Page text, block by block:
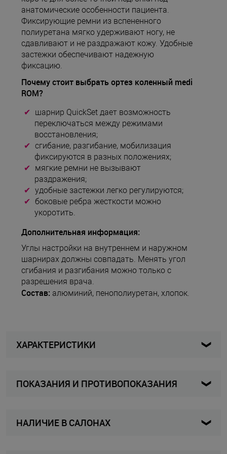
анатомические особенности пациента.
Фиксирующие ремни из вспененного
полиуретана мягко удерживают ногу, не
сдавливают и не раздражают кожу. Удобные
застежки обеспечивают надежную
фиксацию.
Почему стоит выбрать ортез коленный medi
ROM?
шарнир QuickSet дает возможность
переключаться между режимами
восстановления;
сгибание, разгибание, мобилизация
фиксируются в разных положениях;
мягкие ремни не вызывают
раздражения;
удобные застежки легко регулируются;
боковые ребра жесткости можно
укоротить.
Дополнительная информация:
Углы настройки на внутреннем и наружном
шарнирах должны совпадать. Менять угол
сгибания и разгибания можно только с
разрешения врача.
Состав: алюминий, пенополиуретан, хлопок.
ХАРАКТЕРИСТИКИ
Артикул G180-0 - short
ПОКАЗАНИЯ И ПРОТИВОПОКАЗАНИЯ
иммобилизация коленного сустава после
НАЛИЧИЕ В САЛОНАХ